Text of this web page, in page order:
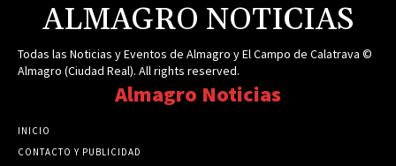
ALMAGRO NOTICIAS
Todas las Noticias y Eventos de Almagro y El Campo de Calatrava ©
Almagro (Ciudad Real). All rights reserved.
Almagro Noticias
INICIO
CONTACTO Y PUBLICIDAD